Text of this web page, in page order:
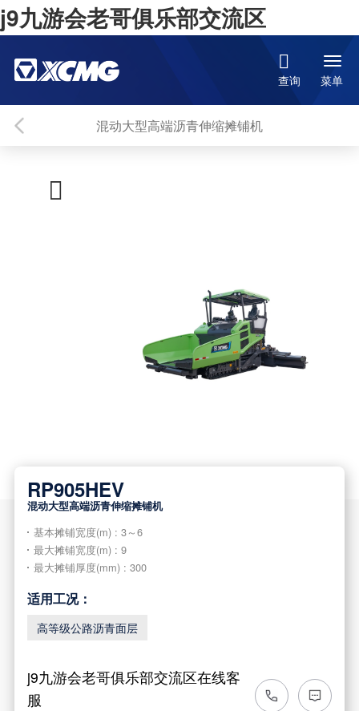
j9九游会老哥俱乐部交流区

查询 菜单
混动大型高端沥青伸缩摊铺机


RP905HEV
混动大型高端沥青伸缩摊铺机
基本摊铺宽度(m) : 3～6
最大摊铺宽度(m) : 9
最大摊铺厚度(mm) : 300
适用工况：
高等级公路沥青面层
j9九游会老哥俱乐部交流区在线客
服